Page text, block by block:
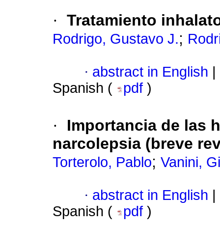
· Tratamiento
Rodrigo, Gustavo J.;
· abstract in English
Spanish (
pdf )
·
Importancia de las
narcolepsia (breve
Torterolo, Pablo; Vanini,
· abstract in English
Spanish (
pdf )